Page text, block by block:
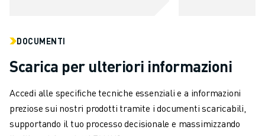
MOVIMENTAZIONE DEI MATERIALI
PALLETTIZZAZIONE
ISPEZIONE VISIVA
ELETTROEROSIONE A FILO
CASI DI SUCCESSO
DOCUMENTI
Scarica per ulteriori informazioni
Accedi alle specifiche tecniche essenziali e a informazioni
preziose sui nostri prodotti tramite i documenti scaricabili,
supportando il tuo processo decisionale e massimizzando